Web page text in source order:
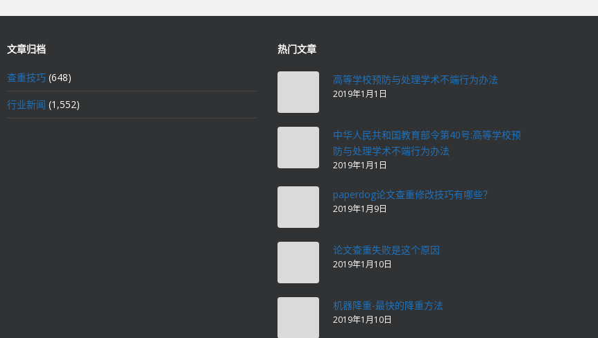
文章归档
查重技巧 (648)
行业新闻 (1,552)
热门文章
高等学校预防与处理学术不端行为办法
2019年1月1日
中华人民共和国教育部令第40号:高等学校预
防与处理学术不端行为办法
2019年1月1日
paperdog论文查重修改技巧有哪些？
2019年1月9日
论文查重失败是这个原因
2019年1月10日
机器降重-最快的降重方法
2019年1月10日